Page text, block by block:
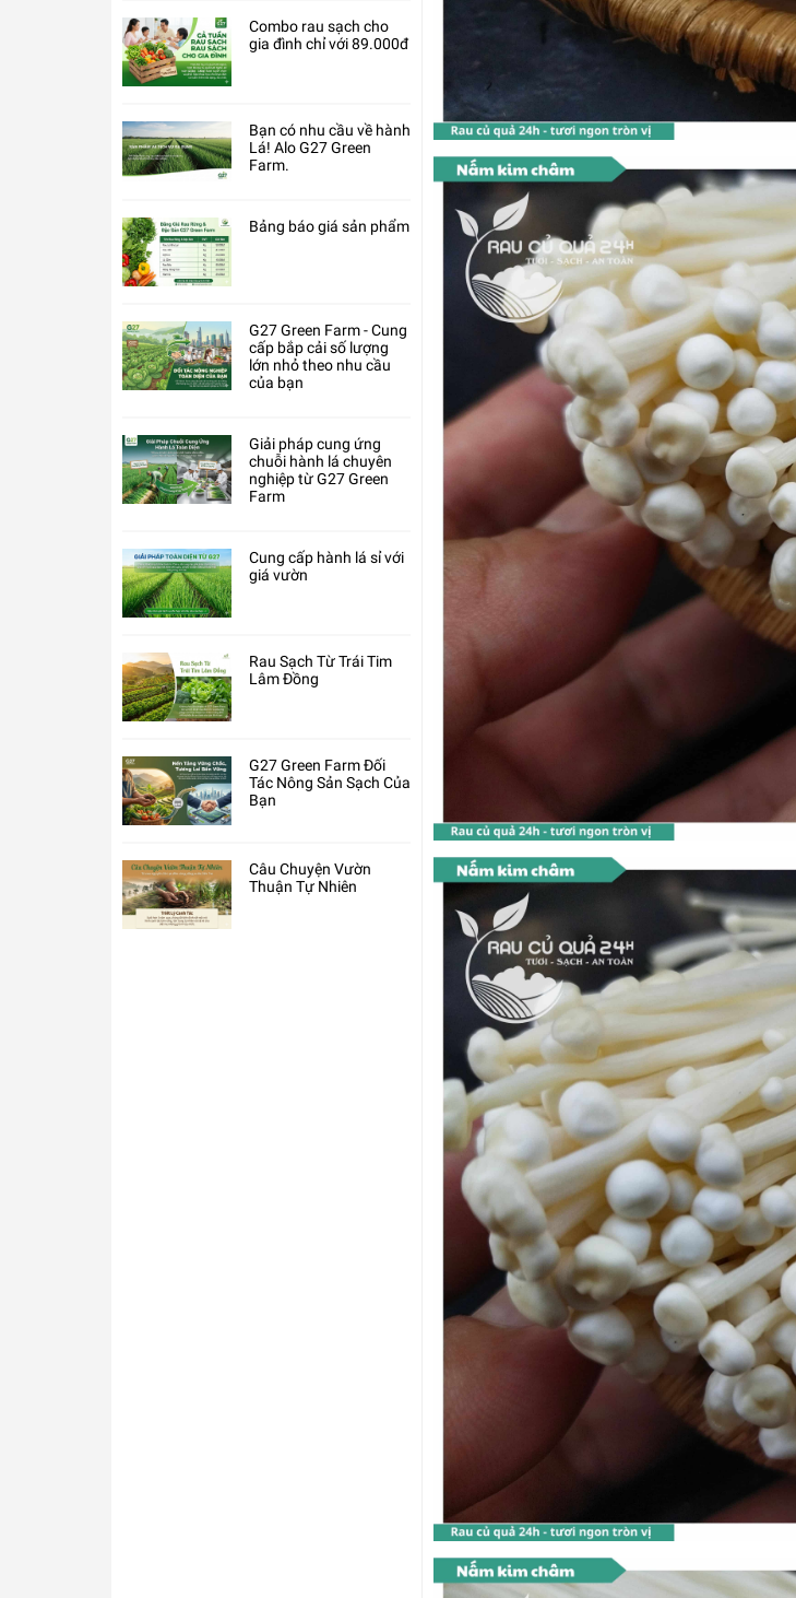
Combo rau sạch cho
gia đình chỉ với 89.000đ
Bạn có nhu cầu về hành
Lá! Alo G27 Green
Farm.
Bảng báo giá sản phẩm
G27 Green Farm - Cung
cấp bắp cải số lượng
lớn nhỏ theo nhu cầu
của bạn
Giải pháp cung ứng
chuỗi hành lá chuyên
nghiệp từ G27 Green
Farm
Cung cấp hành lá sỉ với
giá vườn
Rau Sạch Từ Trái Tim
Lâm Đồng
G27 Green Farm Đối
Tác Nông Sản Sạch Của
Bạn
Câu Chuyện Vườn
Thuận Tự Nhiên